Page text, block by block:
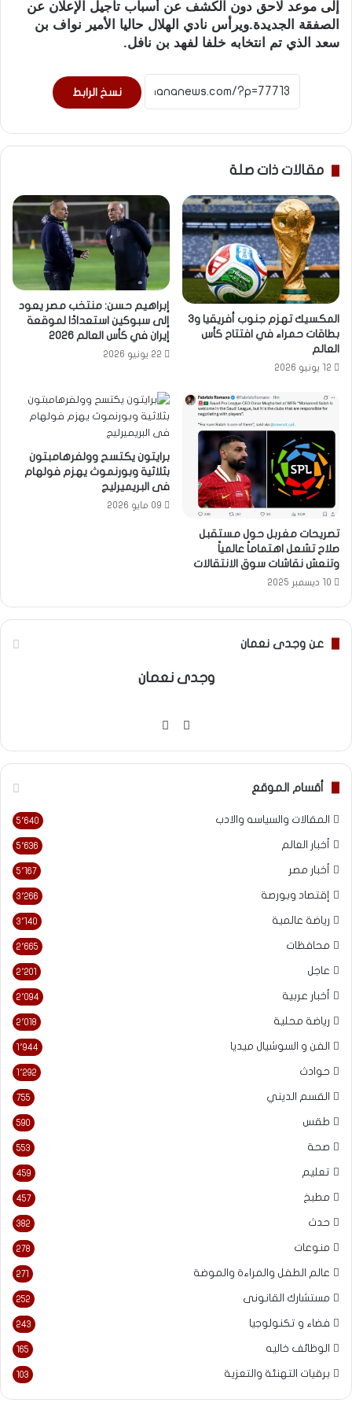
إلى موعد لاحق دون الكشف عن أسباب تأجيل الإعلان عن
الصفقة الجديدة.ويرأس نادي الهلال حاليا الأمير نواف بن
سعد الذي تم انتخابه خلفا لفهد بن نافل.
نسخ الرابط
مقالات ذات صلة
المكسيك تهزم جنوب أفريقيا و3
بطاقات حمراء في افتتاح كأس
العالم
12 يونيو 2026
إبراهيم حسن: منتخب مصر يعود
إلى سبوكين استعدادًا لموقعة
إيران في كأس العالم 2026
22 يونيو 2026
تصريحات مغربل حول مستقبل
صلاح تشعل اهتماماً عالمياً
وتنعش نقاشات سوق الانتقالات
10 ديسمبر 2025
برايتون يكتسح وولفرهامبتون
بثلاثية وبورنموث يهزم فولهام
فى البريميرليج
09 مايو 2026
عن وجدى نعمان
وجدى نعمان
موقع
أقسام الموقع
المقالات والسياسه والادب 5٬640
أخبار العالم 5٬636
أخبار مصر 5٬167
إقتصاد وبورصة 3٬266
رياضة عالمية 3٬140
محافظات 2٬665
عاجل 2٬201
أخبار عربية 2٬094
رياضة محلية 2٬018
الفن و السوشيال ميديا 1٬944
حوادث 1٬292
القسم الديني 755
طقس 590
صحة 553
تعليم 459
مطبخ 457
حدث 382
منوعات 278
عالم الطفل والمراءة والموضة 271
مستشارك القانونى 252
فضاء و تكنولوجيا 243
الوظائف خاليه 165
برقيات التهنئة والتعزية 103